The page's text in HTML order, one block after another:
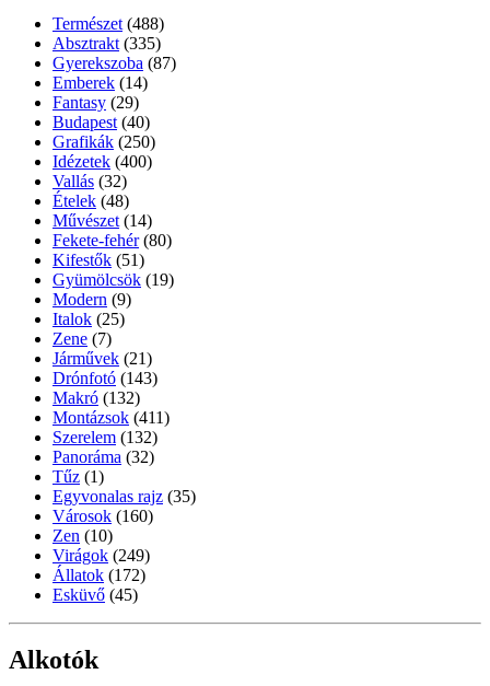
Természet (488)
Absztrakt (335)
Gyerekszoba (87)
Emberek (14)
Fantasy (29)
Budapest (40)
Grafikák (250)
Idézetek (400)
Vallás (32)
Ételek (48)
Művészet (14)
Fekete-fehér (80)
Kifestők (51)
Gyümölcsök (19)
Modern (9)
Italok (25)
Zene (7)
Járművek (21)
Drónfotó (143)
Makró (132)
Montázsok (411)
Szerelem (132)
Panoráma (32)
Tűz (1)
Egyvonalas rajz (35)
Városok (160)
Zen (10)
Virágok (249)
Állatok (172)
Esküvő (45)
Alkotók